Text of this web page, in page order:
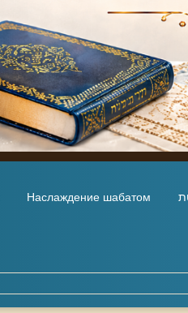
Наслаждение шабатом